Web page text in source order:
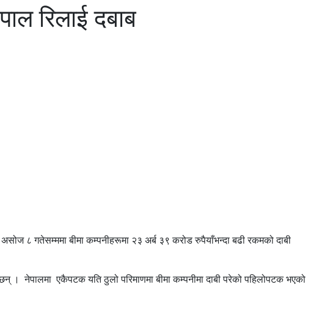
रिलाई दबाब
८ गतेसम्ममा बीमा कम्पनीहरूमा २३ अर्ब ३९ करोड रुपैयाँभन्दा बढी रकमको दाबी
। नेपालमा एकैपटक यति ठुलो परिमाणमा बीमा कम्पनीमा दाबी परेको पहिलोपटक भएको